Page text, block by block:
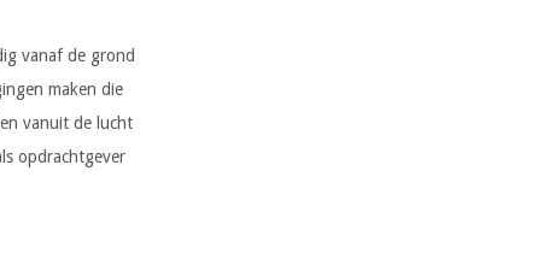
vanaf de grond
maken die
vanuit de lucht
opdrachtgever